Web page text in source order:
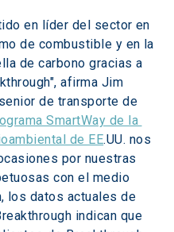
en líder del sector en
de combustible y en la
de carbono gracias a
afirma Jim
de transporte de
SmartWay de la
de EE.UU. nos
por nuestras
con el medio
los datos actuales de
indican que